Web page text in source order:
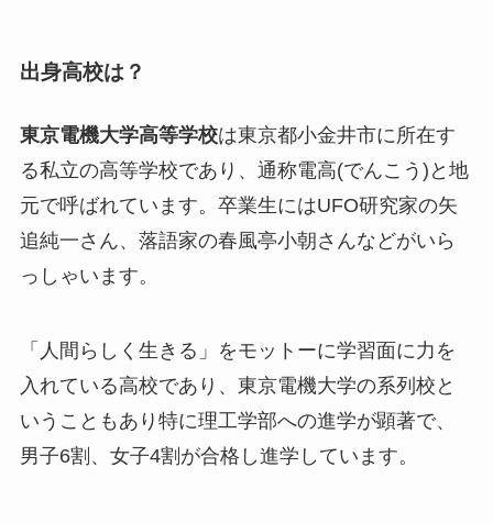
出身高校は？
東京電機大学高等学校は東京都小金井市に所在す
る私立の高等学校であり、通称電高(でんこう)と地
元で呼ばれています。卒業生にはUFO研究家の矢
追純一さん、落語家の春風亭小朝さんなどがいら
っしゃいます。
「人間らしく生きる」をモットーに学習面に力を
入れている高校であり、東京電機大学の系列校と
いうこともあり特に理工学部への進学が顕著で、
男子6割、女子4割が合格し進学しています。